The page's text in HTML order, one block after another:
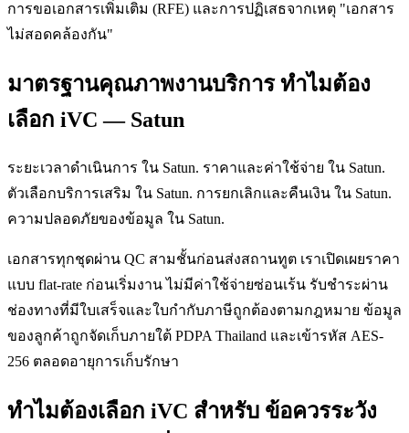
การขอเอกสารเพิ่มเติม (RFE) และการปฏิเสธจากเหตุ "เอกสาร
ไม่สอดคล้องกัน"
มาตรฐานคุณภาพงานบริการ ทำไมต้อง
เลือก iVC — Satun
ระยะเวลาดำเนินการ ใน Satun. ราคาและค่าใช้จ่าย ใน Satun.
ตัวเลือกบริการเสริม ใน Satun. การยกเลิกและคืนเงิน ใน Satun.
ความปลอดภัยของข้อมูล ใน Satun.
เอกสารทุกชุดผ่าน QC สามชั้นก่อนส่งสถานทูต เราเปิดเผยราคา
แบบ flat-rate ก่อนเริ่มงาน ไม่มีค่าใช้จ่ายซ่อนเร้น รับชำระผ่าน
ช่องทางที่มีใบเสร็จและใบกำกับภาษีถูกต้องตามกฎหมาย ข้อมูล
ของลูกค้าถูกจัดเก็บภายใต้ PDPA Thailand และเข้ารหัส AES-
256 ตลอดอายุการเก็บรักษา
ทำไมต้องเลือก iVC สำหรับ ข้อควรระวัง